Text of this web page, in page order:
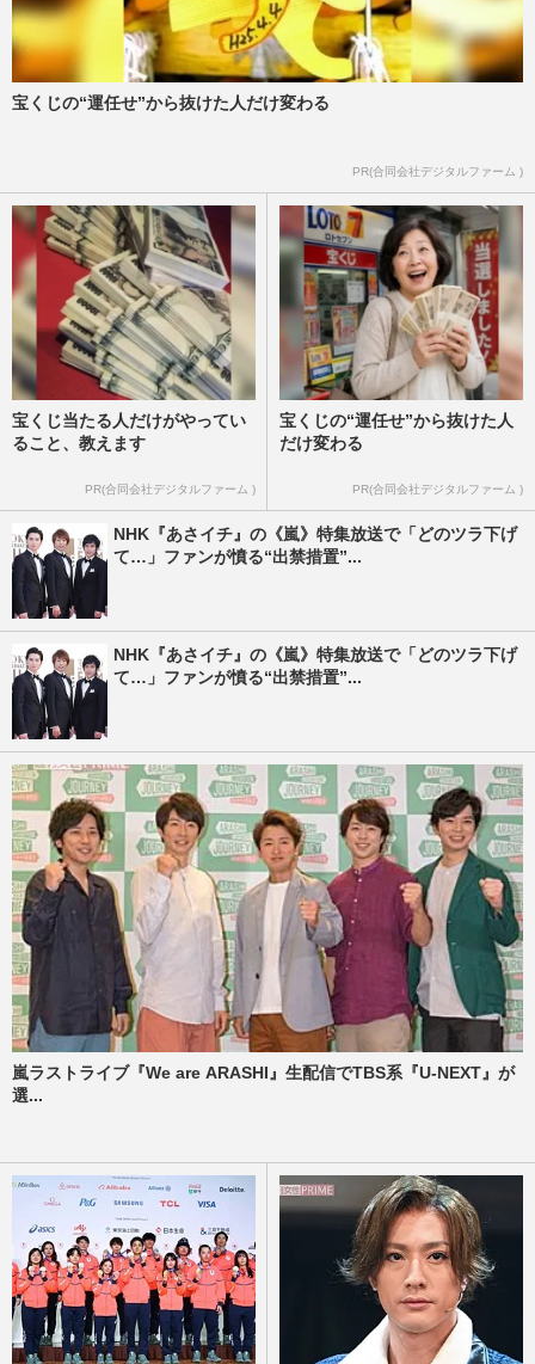
宝くじの“運任せ”から抜けた人だけ変わる
PR(合同会社デジタルファーム )
宝くじ当たる人だけがやってい
ること、教えます
PR(合同会社デジタルファーム )
宝くじの“運任せ”から抜けた人
だけ変わる
PR(合同会社デジタルファーム )
NHK『あさイチ』の《嵐》特集放送で「どのツラ下げ
て…」ファンが憤る“出禁措置”...
NHK『あさイチ』の《嵐》特集放送で「どのツラ下げ
て…」ファンが憤る“出禁措置”...
嵐ラストライブ『We are ARASHI』生配信でTBS系『U-NEXT』が
選...